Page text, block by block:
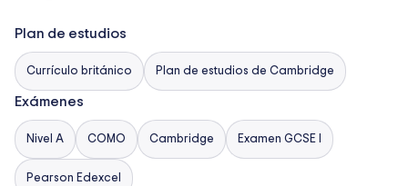
Plan de estudios
Currículo británico Plan de estudios de Cambridge
Exámenes
Nivel A COMO Cambridge Examen GCSE I
Pearson Edexcel